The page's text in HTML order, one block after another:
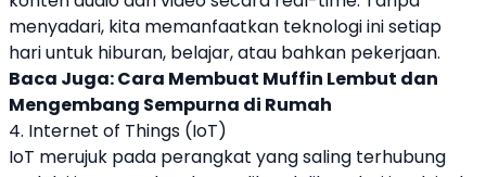
menyadari, kita memanfaatkan teknologi ini setiap
hari untuk hiburan, belajar, atau bahkan pekerjaan.
Baca Juga:Cara Membuat Muffin Lembut dan
Mengembang Sempurna di Rumah
4. Internet of Things (IoT)
IoT merujuk pada perangkat yang saling terhubung